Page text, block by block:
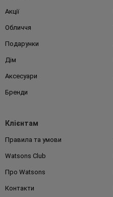
Акції
Обличчя
Подарунки
Дім
Аксесуари
Бренди
Клієнтам
Правила та умови
Watsons Club
Про Watsons
Контакти